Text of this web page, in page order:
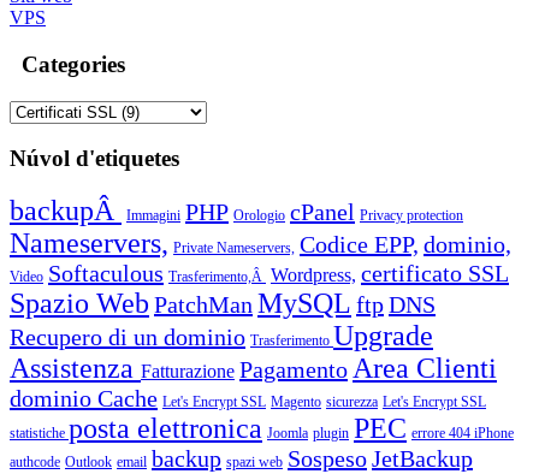
VPS
Categories
Núvol d'etiquetes
backupÂ Immagini PHP Orologio cPanel Privacy protection
Nameservers, Private Nameservers, Codice EPP, dominio,
Video Softaculous Trasferimento,Â Wordpress, certificato SSL
Spazio Web PatchMan MySQL ftpDNS
Recupero di un dominio Trasferimento Upgrade
Assistenza Fatturazione Pagamento Area Clienti
dominio Cache Let's Encrypt SSL Magento sicurezza Let's Encrypt SSL
statistiche posta elettronica Joomla plugin PEC errore 404 iPhone
authcode Outlook email backup spazi web SospesoJetBackup